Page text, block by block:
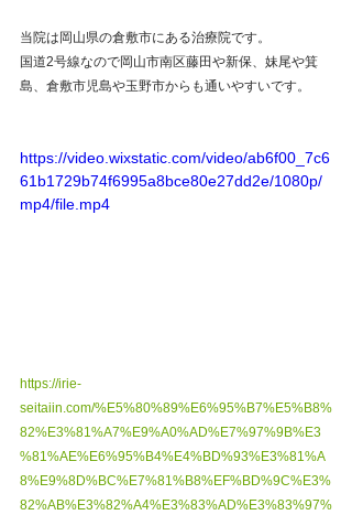
当院は岡山県の倉敷市にある治療院です。
国道2号線なので岡山市南区藤田や新保、妹尾や箕
島、倉敷市児島や玉野市からも通いやすいです。
https://video.wixstatic.com/video/ab6f00_7c6
61b1729b74f6995a8bce80e27dd2e/1080p/
mp4/file.mp4
https://irie-
seitaiin.com/%E5%80%89%E6%95%B7%E5%B8%
82%E3%81%A7%E9%A0%AD%E7%97%9B%E3
%81%AE%E6%95%B4%E4%BD%93%E3%81%A
8%E9%8D%BC%E7%81%B8%EF%BD%9C%E3%
82%AB%E3%82%A4%E3%83%AD%E3%83%97%